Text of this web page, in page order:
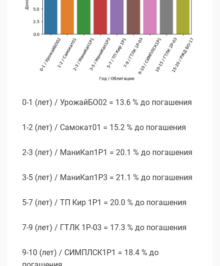
0-1 (лет) / УрожайБО02 = 13.6 % до погашения
1-2 (лет) / Самокат01 = 15.2 % до погашения
2-3 (лет) / МаниКап1Р1 = 20.1 % до погашения
3-5 (лет) / МаниКап1Р3 = 21.1 % до погашения
5-7 (лет) / ТП Кир 1P1 = 20.0 % до погашения
7-9 (лет) / ГТЛК 1P-03 = 17.3 % до погашения
9-10 (лет) / СИМПЛСК1Р1 = 18.4 % до